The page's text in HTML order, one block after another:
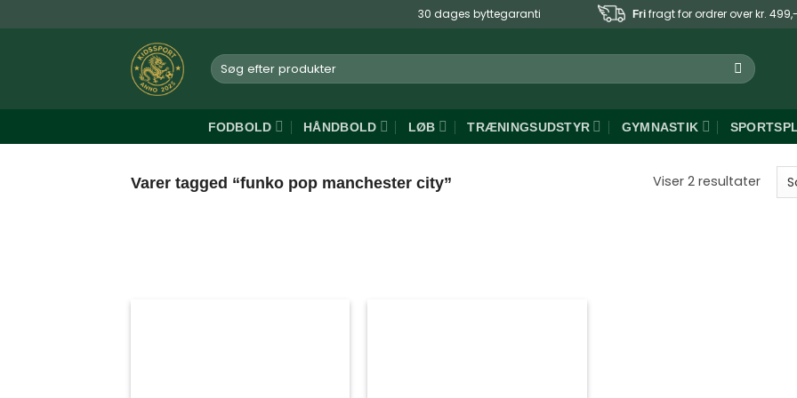
til
30 dages byttegaranti Fri fragt for ordrer over kr.
Søg
efter:
FODBOLD HÅNDBOLD LØB TRÆNINGSUDSTYR GYMNASTIK
Varer tagged “funko pop manchester city” Viser 2 resultater
efter